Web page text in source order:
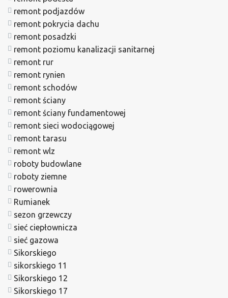
remont podjazdów
remont pokrycia dachu
remont posadzki
remont poziomu kanalizacji sanitarnej
remont rur
remont rynien
remont schodów
remont ściany
remont ściany fundamentowej
remont sieci wodociągowej
remont tarasu
remont wlz
roboty budowlane
roboty ziemne
rowerownia
Rumianek
sezon grzewczy
sieć ciepłownicza
sieć gazowa
Sikorskiego
sikorskiego 11
Sikorskiego 12
Sikorskiego 17